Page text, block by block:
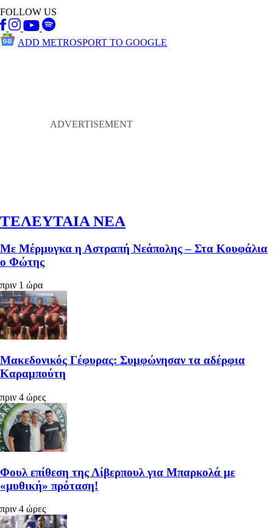
FOLLOW US
ADD METROSPORT TO GOOGLE
ΤΕΛΕΥΤΑΙΑ ΝΕΑ
Με Μέρμυγκα η Αστραπή Νεάπολης – Στα Κουφάλια
ο Φώτης
πριν 1 ώρα
Μακεδονικός Γέφυρας: Συμφώνησαν τα αδέρφια
Καραμπούτη
πριν 4 ώρες
Φουλ επίθεση της Λίβερπουλ για Μπαρκολά με
«μυθική» πρόταση!
πριν 4 ώρες